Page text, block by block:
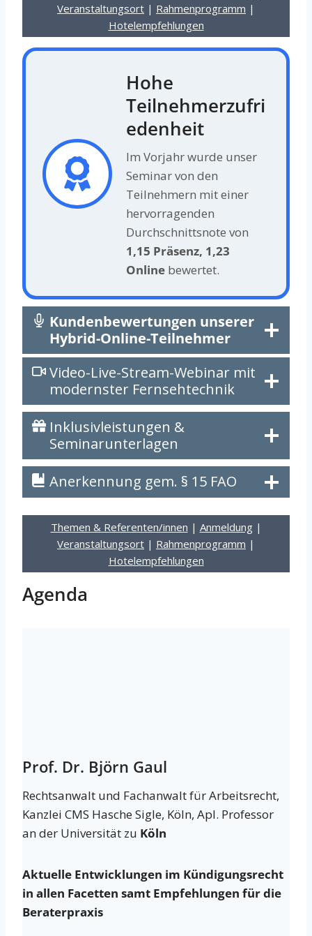
Veranstaltungsort | Rahmenprogramm |
Hotelempfehlungen
Hohe
Teilnehmerzufri
edenheit
Im Vorjahr wurde unser
Seminar von den
Teilnehmern mit einer
hervorragenden
Durchschnittsnote von
1,15 Präsenz, 1,23
Online bewertet.
Kundenbewertungen unserer
Hybrid-Online-Teilnehmer
Video-Live-Stream-Webinar mit
modernster Fernsehtechnik
Inklusivleistungen &
Seminarunterlagen
Anerkennung gem. § 15 FAO
Themen & Referenten/innen | Anmeldung|
Veranstaltungsort | Rahmenprogramm |
Hotelempfehlungen
Agenda
Prof. Dr. Björn Gaul
Rechtsanwalt und Fachanwalt für Arbeitsrecht,
Kanzlei CMS Hasche Sigle, Köln, Apl. Professor
an der Universität zu Köln
Aktuelle Entwicklungen im Kündigungsrecht
in allen Facetten samt Empfehlungen für die
Beraterpraxis